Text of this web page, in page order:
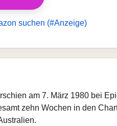
suchen (#Anzeige)
am 7. März 1980 bei
zehn Wochen in den